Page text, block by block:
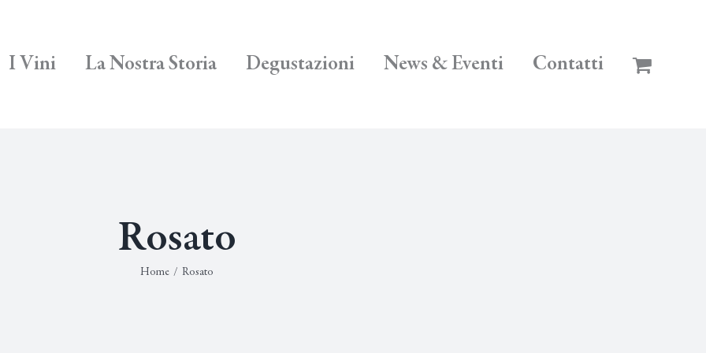
I Vini La Nostra Storia Degustazioni News & Eventi Contatti
Rosato
Home / Rosato